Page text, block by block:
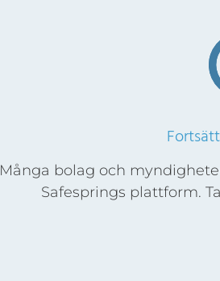
Många bolag och
Safesprings plattform.